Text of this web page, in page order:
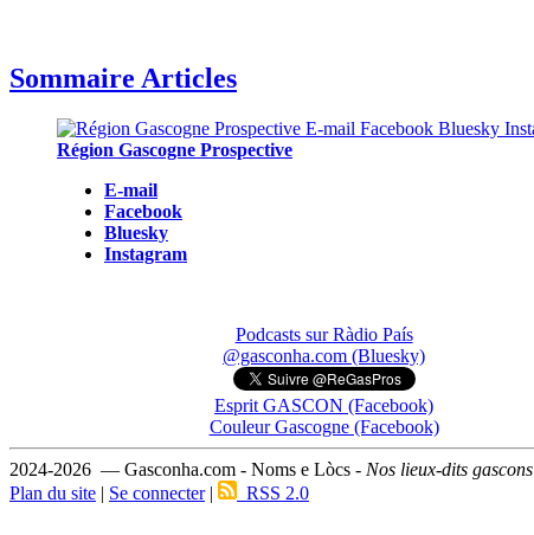
Sommaire Articles
Région Gascogne Prospective
E-mail
Facebook
Bluesky
Instagram
Podcasts sur Ràdio País
@gasconha.com (Bluesky)
Esprit GASCON (Facebook)
Couleur Gascogne (Facebook)
2024-2026 — Gasconha.com - Noms e Lòcs - Nos lieux-dits gascons
Plan du site | Se connecter| RSS 2.0